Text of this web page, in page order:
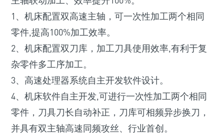
1、机床配置双高速主轴，可一次性加工两个相同
零件,提高100%加工效率。
2、机床配置双刀库，加工刀具使用效率,有利于复
杂零件多工序加工。
3、高速处理器系统自主开发软件设计。
4、机床软件自主开发,可进行一次性加工两个相同
零件，刀具刀长自动补正，刀库可相频异步换刀，
并具有双主轴高速同频攻丝、行业首创。